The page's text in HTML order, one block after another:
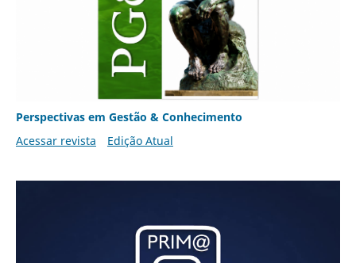
Perspectivas em Gestão & Conhecimento
Acessar revista
Edição Atual